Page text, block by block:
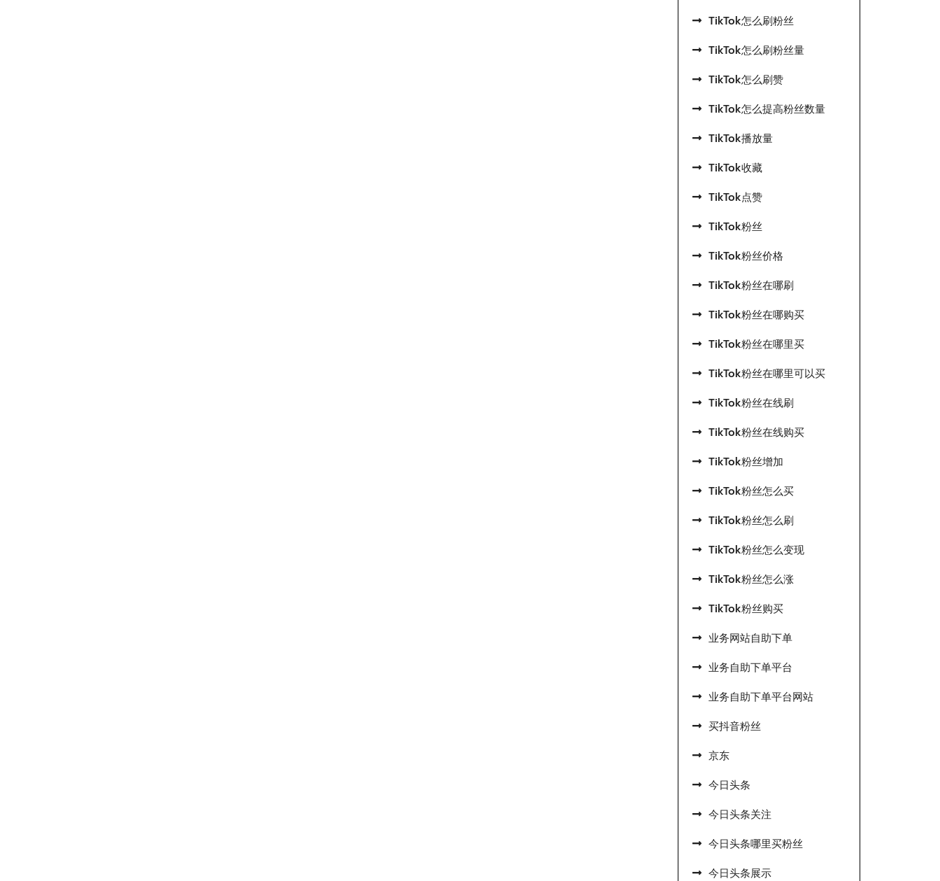
TikTok怎么刷粉丝
TikTok怎么刷粉丝量
TikTok怎么刷赞
TikTok怎么提高粉丝数量
TikTok播放量
TikTok收藏
TikTok点赞
TikTok粉丝
TikTok粉丝价格
TikTok粉丝在哪刷
TikTok粉丝在哪购买
TikTok粉丝在哪里买
TikTok粉丝在哪里可以买
TikTok粉丝在线刷
TikTok粉丝在线购买
TikTok粉丝增加
TikTok粉丝怎么买
TikTok粉丝怎么刷
TikTok粉丝怎么变现
TikTok粉丝怎么涨
TikTok粉丝购买
业务网站自助下单
业务自助下单平台
业务自助下单平台网站
买抖音粉丝
京东
今日头条
今日头条关注
今日头条哪里买粉丝
今日头条展示